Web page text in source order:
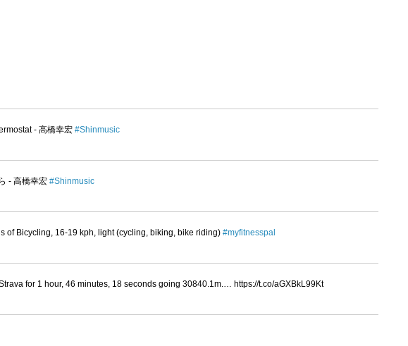
- 高橋幸宏 #Shinmusic
- 高橋幸宏 #Shinmusic
of Bicycling, 16-19 kph, light (cycling, biking, bike riding) #myfitnesspal
for 1 hour, 46 minutes, 18 seconds going 30840.1m.… https://t.co/aGXBkL99Kt